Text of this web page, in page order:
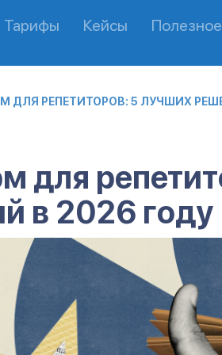
Тарифы Кейсы Полезное
ДЛЯ РЕПЕТИТОРОВ: 5 ЛУЧШИХ
для
в 2026 году